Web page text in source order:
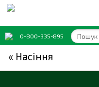
0-800-335-895
« Насіння